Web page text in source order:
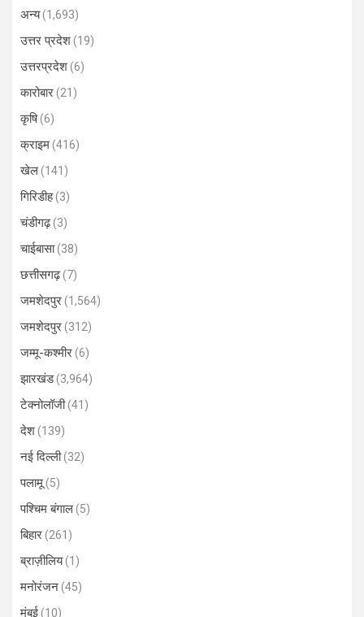
अन्य(1,693)
उत्तर प्रदेश(19)
उत्तरप्रदेश(6)
कारोबार(21)
कृषि(6)
क्राइम(416)
खेल(141)
गिरिडीह(3)
चंडीगढ़(3)
चाईबासा(38)
छत्तीसगढ़(7)
जमशेदपुर(1,564)
जमशेदपुर(312)
जम्मू-कश्मीर(6)
झारखंड(3,964)
टेक्नोलॉजी(41)
देश(139)
नई दिल्ली(32)
पलामू(5)
पश्चिम बंगाल(5)
बिहार(261)
ब्राज़ीलिय(1)
मनोरंजन(45)
मुंबई(10)